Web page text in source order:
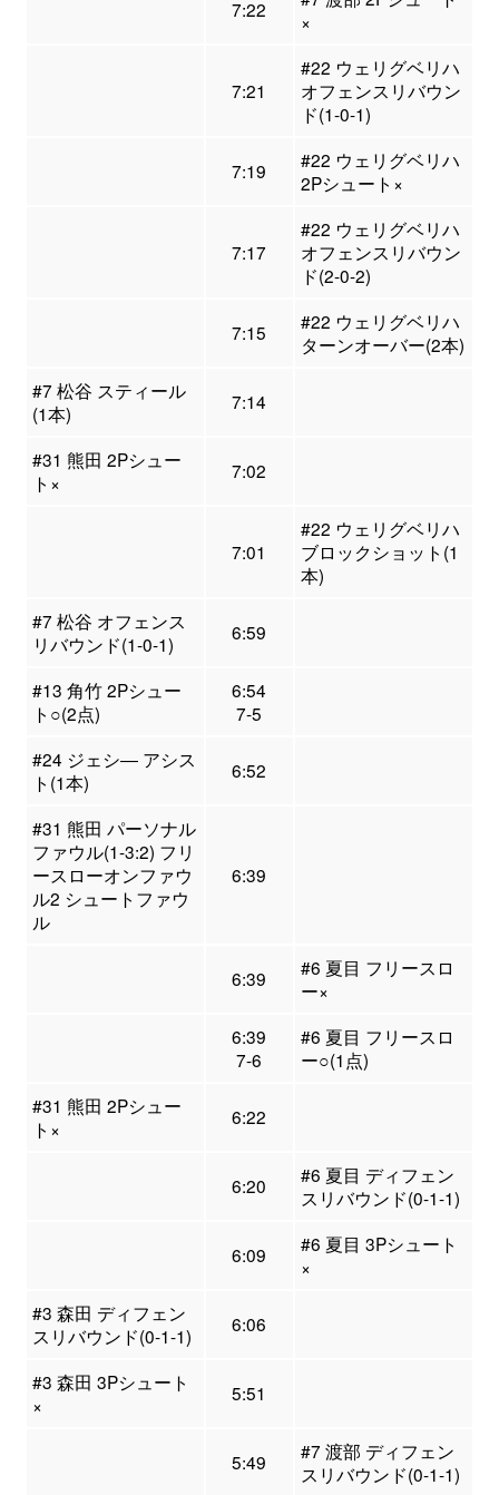
7:22
×
7:21
#22 ウェリグベリハ
オフェンスリバウン
ド(1-0-1)
7:19
#22 ウェリグベリハ
2Pシュート×
7:17
#22 ウェリグベリハ
オフェンスリバウン
ド(2-0-2)
7:15
#22 ウェリグベリハ
ターンオーバー(2本)
#7 松谷 スティール
(1本)
7:14
#31 熊田 2Pシュー
ト×
7:02
7:01
#22 ウェリグベリハ
ブロックショット(1
本)
#7 松谷 オフェンス
リバウンド(1-0-1)
6:59
#13 角竹 2Pシュー
ト○(2点)
6:54
7-5
#24 ジェシ― アシス
ト(1本)
6:52
#31 熊田 パーソナル
ファウル(1-3:2) フリ
ースローオンファウ
ル2 シュートファウ
ル
6:39
6:39
#6 夏目 フリースロ
ー×
6:39
7-6
#6 夏目 フリースロ
ー○(1点)
#31 熊田 2Pシュー
ト×
6:22
6:20
#6 夏目 ディフェン
スリバウンド(0-1-1)
6:09
#6 夏目 3Pシュート
×
#3 森田 ディフェン
スリバウンド(0-1-1)
6:06
#3 森田 3Pシュート
×
5:51
5:49
#7 渡部 ディフェン
スリバウンド(0-1-1)